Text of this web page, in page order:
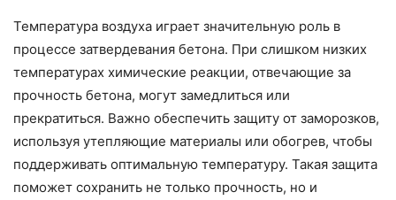
Температура воздуха играет значительную роль в
процессе затвердевания бетона. При слишком низких
температурах химические реакции, отвечающие за
прочность бетона, могут замедлиться или
прекратиться. Важно обеспечить защиту от заморозков,
используя утепляющие материалы или обогрев, чтобы
поддерживать оптимальную температуру. Такая защита
поможет сохранить не только прочность, но и